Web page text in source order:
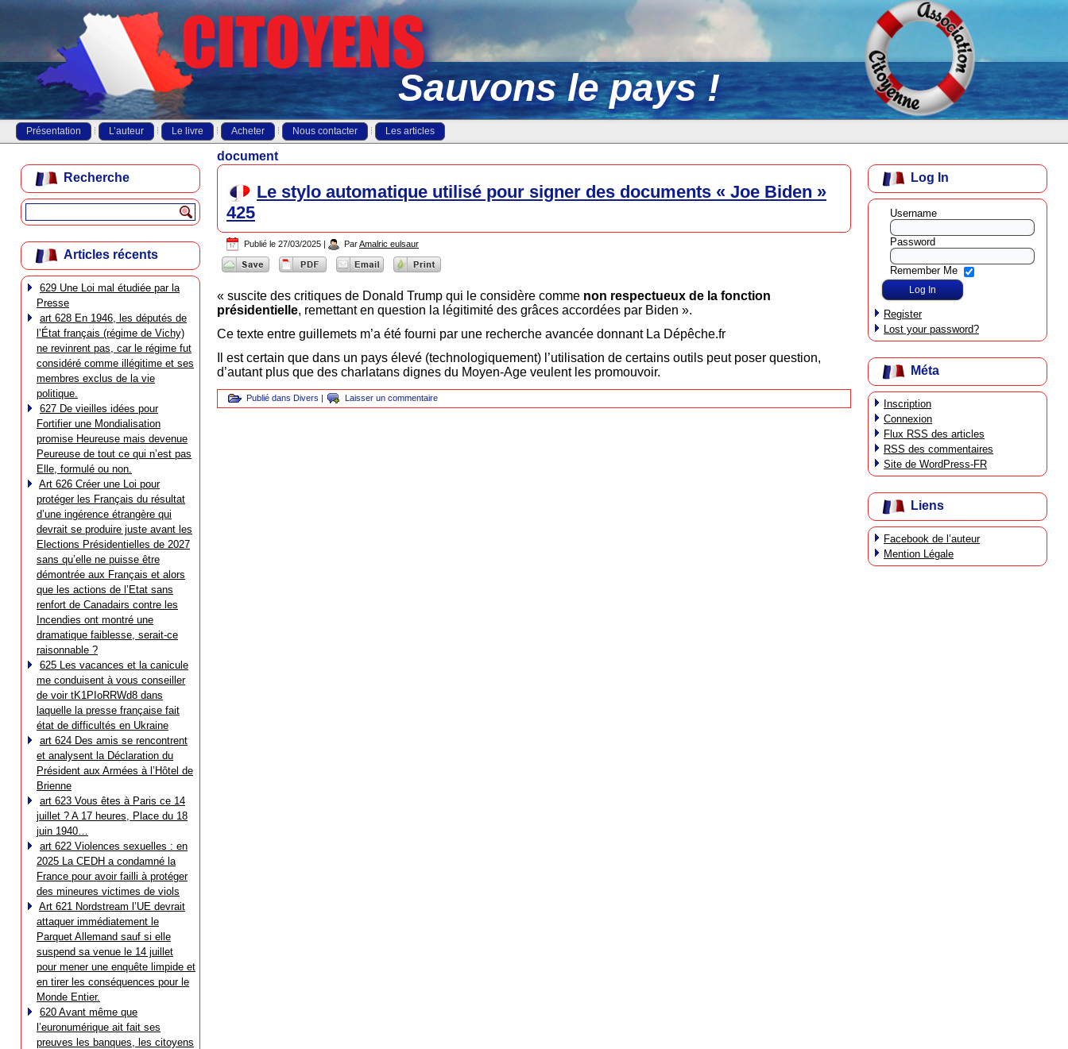
Sauvons le pays !
Présentation L’auteur Le livre Acheter Nous contacter Les articles
Recherche
Articles récents
629 Une Loi mal étudiée par la
Presse
art 628 En 1946, les députés de
l’État français (régime de Vichy)
ne revinrent pas, car le régime fut
considéré comme illégitime et ses
membres exclus de la vie
politique.
627 De vieilles idées pour
Fortifier une Mondialisation
promise Heureuse mais devenue
Peureuse de tout ce qui n’est pas
Elle, formulé ou non.
Art 626 Créer une Loi pour
protéger les Français du résultat
d’une ingérence étrangère qui
devrait se produire juste avant les
Elections Présidentielles de 2027
sans qu’elle ne puisse être
démontrée aux Français et alors
que les actions de l’Etat sans
renfort de Canadairs contre les
Incendies ont montré une
dramatique faiblesse, serait-ce
raisonnable ?
625 Les vacances et la canicule
me conduisent à vous conseiller
de voir tK1PIoRRWd8 dans
laquelle la presse française fait
état de difficultés en Ukraine
art 624 Des amis se rencontrent
et analysent la Déclaration du
Président aux Armées à l’Hôtel de
Brienne
art 623 Vous êtes à Paris ce 14
juillet ? A 17 heures, Place du 18
juin 1940…
art 622 Violences sexuelles : en
2025 La CEDH a condamné la
France pour avoir failli à protéger
des mineures victimes de viols
Art 621 Nordstream l’UE devrait
attaquer immédiatement le
Parquet Allemand sauf si elle
suspend sa venue le 14 juillet
pour mener une enquête limpide et
en tirer les conséquences pour le
Monde Entier.
620 Avant même que
l’euronumérique ait fait ses
preuves les banques, les citoyens
document
Le stylo automatique utilisé pour signer des documents « Joe Biden »
425
Publié le 27/03/2025 | ParAmalric eulsaur
« suscite des critiques de Donald Trump qui le considère comme non respectueux de la fonction
présidentielle, remettant en question la légitimité des grâces accordées par Biden ».
Ce texte entre guillemets m’a été fourni par une recherche avancée donnant La Dépêche.fr
Il est certain que dans un pays élevé (technologiquement) l’utilisation de certains outils peut poser question,
d’autant plus que des charlatans dignes du Moyen-Age veulent les promouvoir.
Publié dans Divers | Laisser un commentaire
Log In
Username
Password
Remember Me
Register
Lost your password?
Méta
Inscription
Connexion
Flux RSS des articles
RSS des commentaires
Site de WordPress-FR
Liens
Facebook de l’auteur
Mention Légale